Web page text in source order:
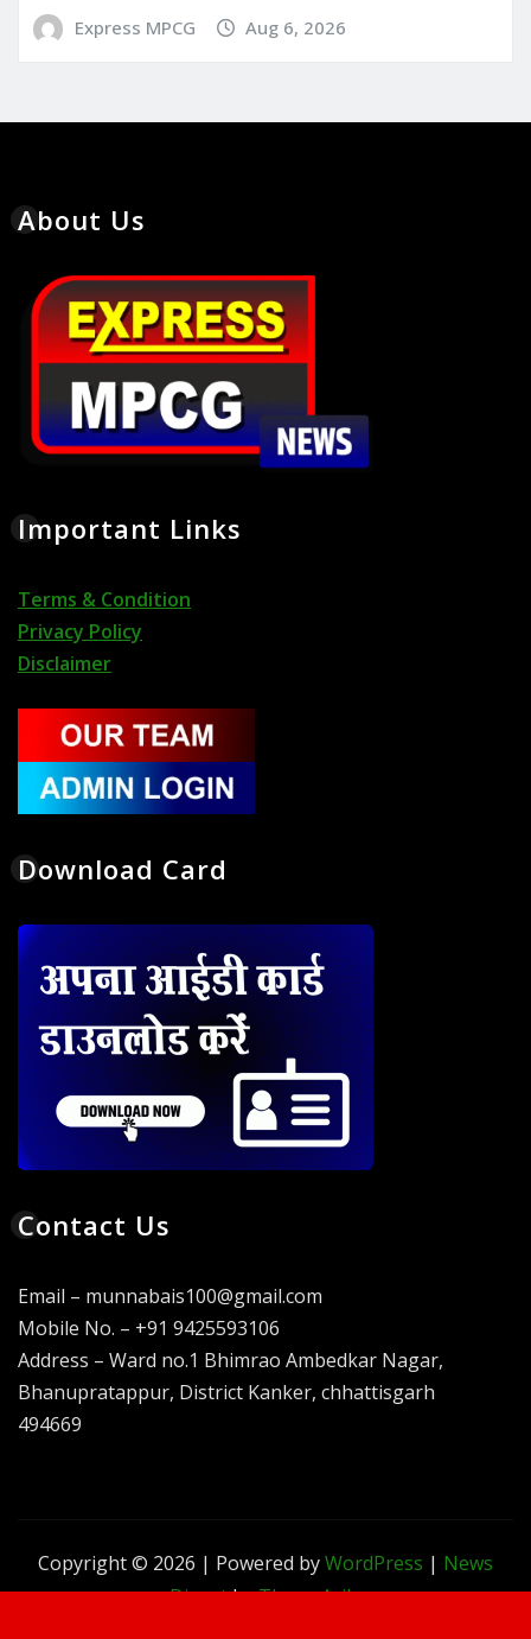
Express MPCG Aug 6, 2026
About Us
Important Links
Terms & Condition
Privacy Policy
Disclaimer
Download Card
Contact Us
Email – munnabais100@gmail.com
Mobile No. – +91 9425593106
Address – Ward no.1 Bhimrao Ambedkar Nagar,
Bhanupratappur, District Kanker, chhattisgarh
494669
Copyright © 2026 | Powered byWordPress | News
DigestbyThemeArile